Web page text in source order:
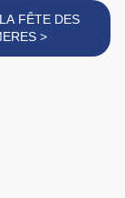
FÊTE DES
MERES >